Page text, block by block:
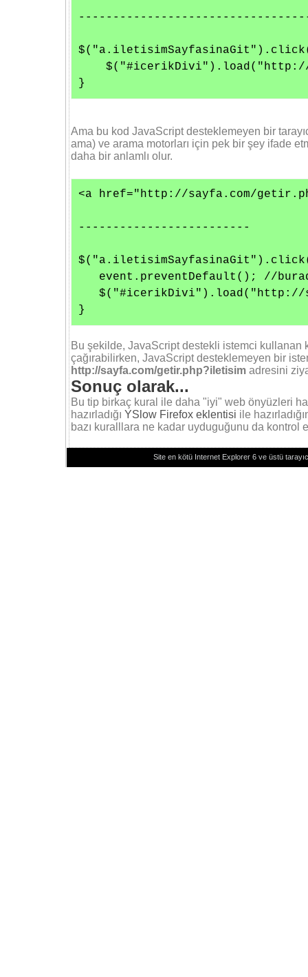
}
Ama bu kod JavaScript desteklemeyen bir
ama) ve arama motorları için pek bir şey ifade
daha bir anlamlı olur.
<a href="http://sayfa.com/
-------------------------
event.preventDefault(); //
}
Bu şekilde, JavaScript destekli istemci kullanan
çağırabilirken, JavaScript desteklemeyen bir
http://sayfa.com/getir.php?iletisim adresini
Sonuç olarak...
Bu tip birkaç kural ile daha "iyi" web önyüzleri
hazırladığı YSlow Firefox eklentisi ile
bazı kuralllara ne kadar uyduguğunu da kontrol
Site en kötü Internet Explorer 6 ve üstü